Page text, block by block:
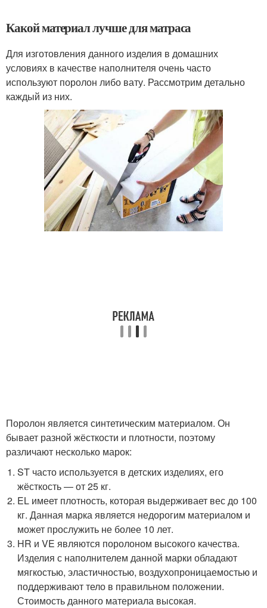
Какой материал лучше для матраса
Для изготовления данного изделия в домашних
условиях в качестве наполнителя очень часто
используют поролон либо вату. Рассмотрим детально
каждый из них.
Поролон является синтетическим материалом. Он
бывает разной жёсткости и плотности, поэтому
различают несколько марок:
ST часто используется в детских изделиях, его
жёсткость — от 25 кг.
EL имеет плотность, которая выдерживает вес до 100
кг. Данная марка является недорогим материалом и
может прослужить не более 10 лет.
HR и VE являются поролоном высокого качества.
Изделия с наполнителем данной марки обладают
мягкостью, эластичностью, воздухопроницаемостью и
поддерживают тело в правильном положении.
Стоимость данного материала высокая.